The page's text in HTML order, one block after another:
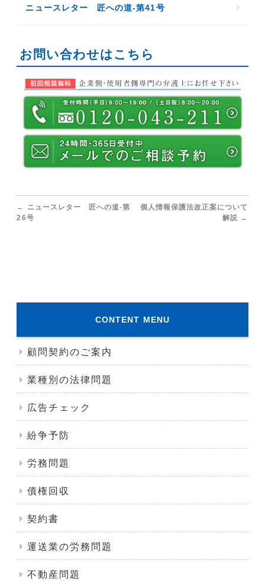
ニュースレター 匠への道-第41号
お問い合わせはこちら
←
ニュースレター 匠への道-第
26号
個人情報保護法改正案について
解説 →
CONTENT MENU
顧問契約のご案内
業種別の法律問題
広告チェック
紛争予防
労務問題
債権回収
契約書
運送業の労務問題
不動産問題